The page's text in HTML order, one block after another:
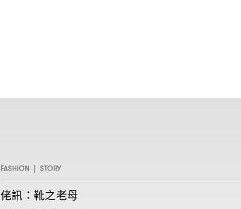
FASHION | STORY
佬訊 ：靴之老母